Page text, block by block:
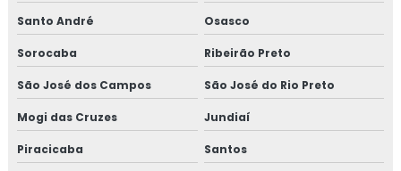
Santo André Osasco
Sorocaba Ribeirão Preto
São José dos Campos São José do Rio Preto
Mogi das Cruzes Jundiaí
Piracicaba Santos